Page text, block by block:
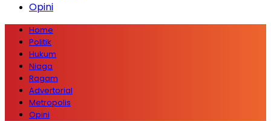
Opini
Home
Politik
Hukum
Niaga
Ragam
Advertorial
Metropolis
Opini